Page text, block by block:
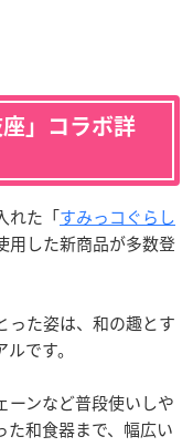
」コラボ詳
れた「すみっコぐらし
用した新商品が多数登
った姿は、和の趣とす
です。
ーンなど普段使いしや
た和食器まで、幅広い